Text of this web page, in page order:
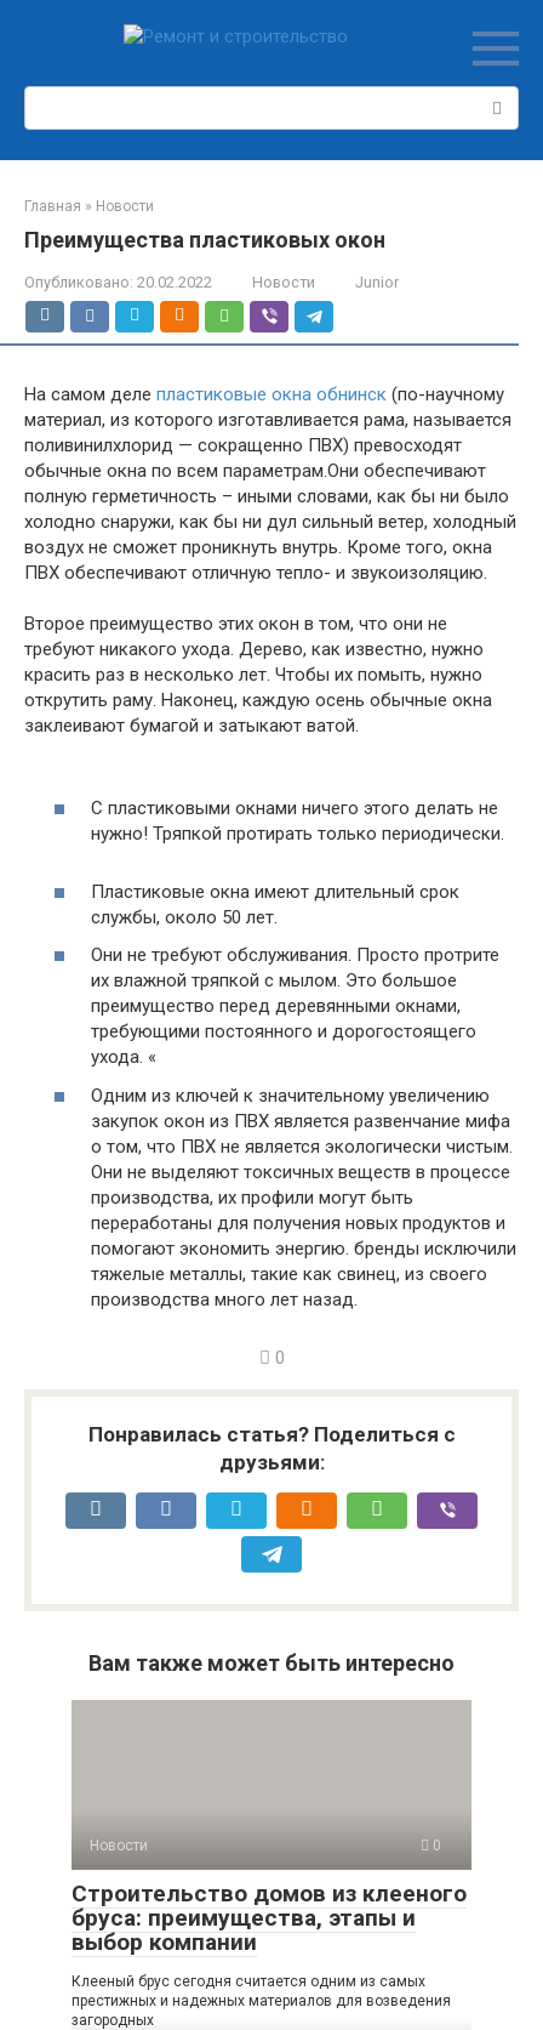
Поиск:
Главная » Новости
Преимущества пластиковых окон
Опубликовано: 20.02.2022 Новости Junior
На самом деле пластиковые окна обнинск (по-научному
материал, из которого изготавливается рама, называется
поливинилхлорид — сокращенно ПВХ) превосходят
обычные окна по всем параметрам.Они обеспечивают
полную герметичность – иными словами, как бы ни было
холодно снаружи, как бы ни дул сильный ветер, холодный
воздух не сможет проникнуть внутрь. Кроме того, окна
ПВХ обеспечивают отличную тепло- и звукоизоляцию.
Второе преимущество этих окон в том, что они не
требуют никакого ухода. Дерево, как известно, нужно
красить раз в несколько лет. Чтобы их помыть, нужно
открутить раму. Наконец, каждую осень обычные окна
заклеивают бумагой и затыкают ватой.
С пластиковыми окнами ничего этого делать не
нужно! Тряпкой протирать только периодически.
Пластиковые окна имеют длительный срок
службы, около 50 лет.
Они не требуют обслуживания. Просто протрите
их влажной тряпкой с мылом. Это большое
преимущество перед деревянными окнами,
требующими постоянного и дорогостоящего
ухода. «
Одним из ключей к значительному увеличению
закупок окон из ПВХ является развенчание мифа
о том, что ПВХ не является экологически чистым.
Они не выделяют токсичных веществ в процессе
производства, их профили могут быть
переработаны для получения новых продуктов и
помогают экономить энергию. бренды исключили
тяжелые металлы, такие как свинец, из своего
производства много лет назад.
0
Понравилась статья? Поделиться с
друзьями:
Вам также может быть интересно
Новости 0
Строительство домов из клееного
бруса: преимущества, этапы и
выбор компании
Клееный брус сегодня считается одним из самых
престижных и надежных материалов для возведения
загородных